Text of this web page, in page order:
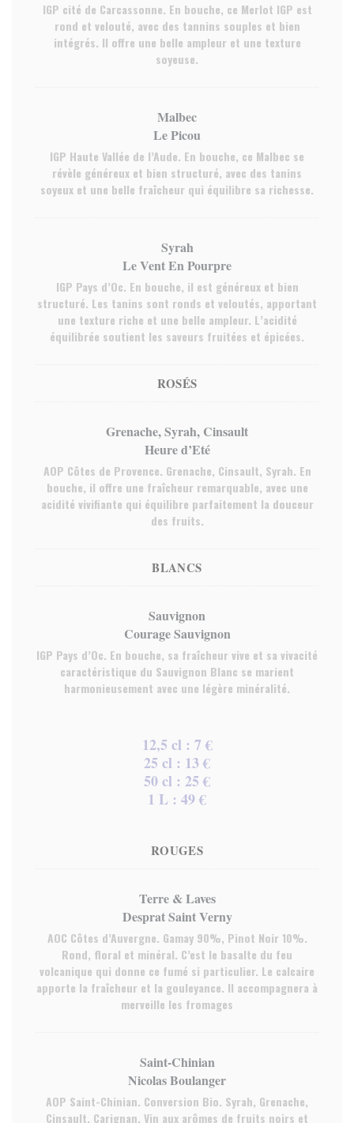
IGP cité de Carcassonne. En bouche, ce Merlot IGP est
rond et velouté, avec des tannins souples et bien
intégrés. Il offre une belle ampleur et une texture
soyeuse.
Malbec
Le Picou
IGP Haute Vallée de l’Aude. En bouche, ce Malbec se
révèle généreux et bien structuré, avec des tanins
soyeux et une belle fraîcheur qui équilibre sa richesse.
Syrah
Le Vent En Pourpre
IGP Pays d’Oc. En bouche, il est généreux et bien
structuré. Les tanins sont ronds et veloutés, apportant
une texture riche et une belle ampleur. L’acidité
équilibrée soutient les saveurs fruitées et épicées.
ROSÉS
Grenache, Syrah, Cinsault
Heure d’Eté
AOP Côtes de Provence. Grenache, Cinsault, Syrah. En
bouche, il offre une fraîcheur remarquable, avec une
acidité vivifiante qui équilibre parfaitement la douceur
des fruits.
BLANCS
Sauvignon
Courage Sauvignon
IGP Pays d’Oc. En bouche, sa fraîcheur vive et sa vivacité
caractéristique du Sauvignon Blanc se marient
harmonieusement avec une légère minéralité.
12,5 cl : 7 €
25 cl : 13 €
50 cl : 25 €
1 L : 49 €
ROUGES
Terre & Laves
Desprat Saint Verny
AOC Côtes d’Auvergne. Gamay 90%, Pinot Noir 10%.
Rond, floral et minéral. C’est le basalte du feu
volcanique qui donne ce fumé si particulier. Le calcaire
apporte la fraîcheur et la gouleyance. Il accompagnera à
merveille les fromages
Saint-Chinian
Nicolas Boulanger
AOP Saint-Chinian. Conversion Bio. Syrah, Grenache,
Cinsault, Carignan. Vin aux arômes de fruits noirs et